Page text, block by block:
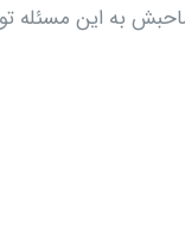
صاحبش به این